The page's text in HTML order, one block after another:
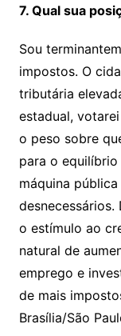
7. Qual sua
Sou
impostos. O
tributária
estadual,
o peso sobre
para o
máquina
o estímulo ao
natural de
emprego e
de mais
Brasília/São